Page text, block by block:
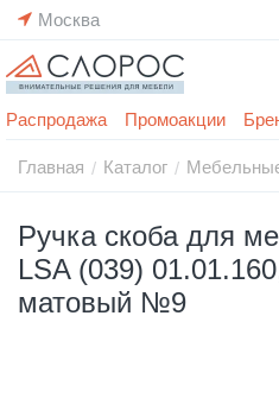
Москва
Распродажа Промоакции
Главная / Каталог /
Ручка скоба для
LSA (039)
матовый №9